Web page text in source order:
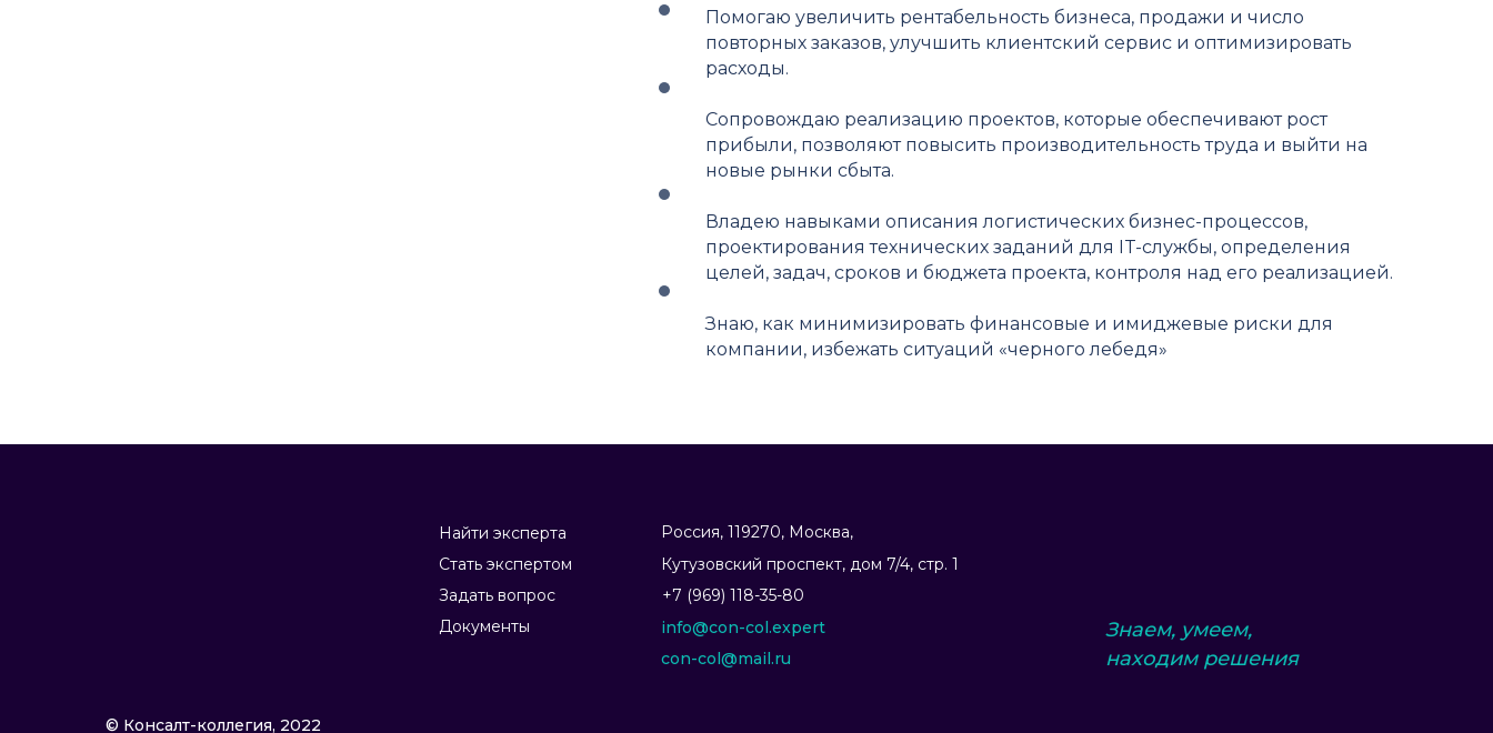
Помогаю увеличить рентабельность бизнеса, продажи и число
повторных заказов, улучшить клиентский сервис и оптимизировать
расходы.
Сопровождаю реализацию проектов, которые обеспечивают рост
прибыли, позволяют повысить производительность труда и выйти на
новые рынки сбыта.
Владею навыками описания логистических бизнес-процессов,
проектирования технических заданий для IT-службы, определения
целей, задач, сроков и бюджета проекта, контроля над его реализацией.
Знаю, как минимизировать финансовые и имиджевые риски для
компании, избежать ситуаций «черного лебедя»
Найти эксперта
Стать экспертом
Задать вопрос
Документы
© Консалт-коллегия, 2022
Россия, 119270, Москва,
info@con-col.expert
+7 (969) 118-35-80
Ку­тузов­ский прос­пект, дом 7/4, стр. 1
Знаем, умеем,
находим решения
con-col@mail.ru